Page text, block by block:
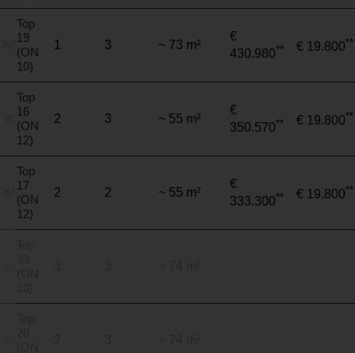
Top
19
(ON
10)
1 3 ~ 73 m²
€
430.980** € 19.800**
Top
16
(ON
12)
2 3 ~ 55 m²
€
350.570** € 19.800**
Top
17
(ON
12)
2 2 ~ 55 m²
€
333.300** € 19.800**